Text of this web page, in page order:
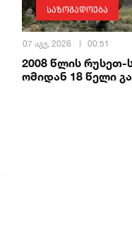
საზოგადოება
07 აგვ, 2026 00:51
2008 წლის
ომიდან 18 წელი